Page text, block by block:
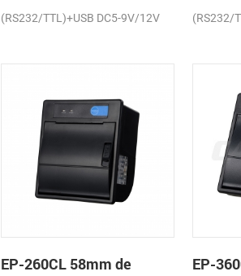
de recibos
(RS232/TTL)+USB DC5-9V/12V
painel
(RS232/
EP-260CL 58mm de
EP-